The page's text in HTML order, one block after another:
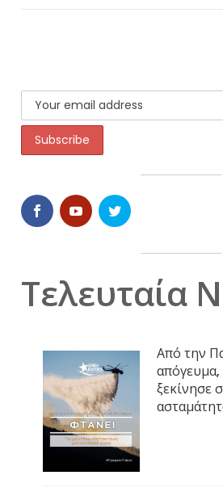
Τελευταία
Από την
ξεκίνησε